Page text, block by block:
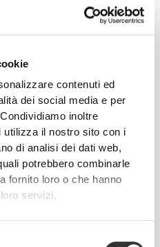
contenuti ed
dei social media e per
inoltre
utilizza il nostro sito con i
di analisi dei dati web,
potrebbero combinarle
fornito loro o che hanno
servizi.
3
Rita Alves
2